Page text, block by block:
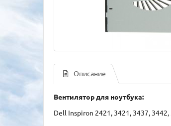
Описание
Вентилятор для ноутбука:
Dell Inspiron 2421, 3421, 3437,